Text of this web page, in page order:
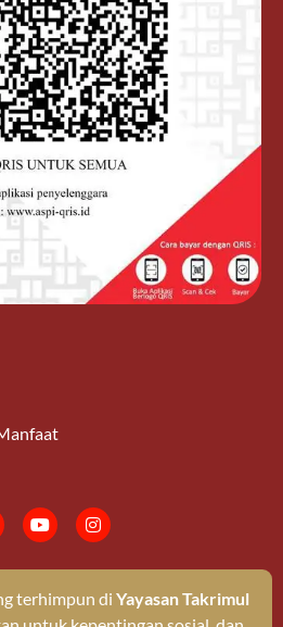
terhimpun di Yayasan Takrimul